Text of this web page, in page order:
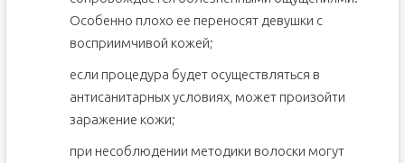
Особенно плохо ее переносят девушки с
восприимчивой кожей;
если процедура будет осуществляться в
антисанитарных условиях, может произойти
заражение кожи;
при несоблюдении методики волоски могут